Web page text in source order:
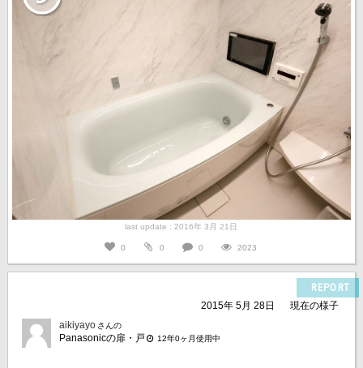
last update : 2016年 3月 21日
0 0 0 2023
REPORT
2015年 5月 28日
現在の様子
aikiyayo さんの
Panasonicの扉・戸 12年0ヶ月使用中